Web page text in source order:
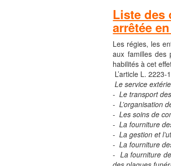
Liste des
arrêtée
Les régies, les
aux familles des
habilités à cet
L’article L.
Le service
- Le transport
- L’organisation
- Les soins de
- La fourniture
- La gestion et
- La fourniture
- La fourniture